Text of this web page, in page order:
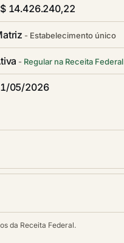
14.426.240,22
Estabelecimento único
Regular na Receita Federal
05/2026
da Receita Federal.